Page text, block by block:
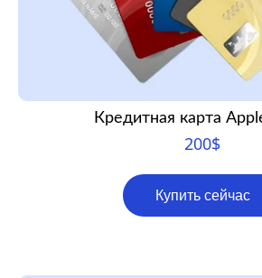
Кредитная карта
200$
Купить сейчас